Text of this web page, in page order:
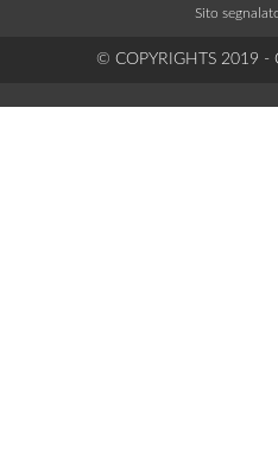
Sito
© COPYRIGHTS 2019 -